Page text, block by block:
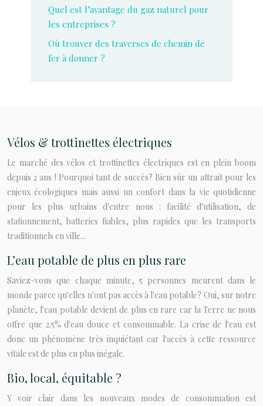
Quel est l’avantage du gaz naturel pour
les entreprises ?
Où trouver des traverses de chemin de
fer à donner ?
Vélos & trottinettes électriques
Le marché des vélos et trottinettes électriques est en plein boom
depuis 2 ans ! Pourquoi tant de succès? Bien sûr un attrait pour les
enjeux écologiques mais aussi un confort dans la vie quotidienne
pour les plus urbains d'entre nous : facilité d'utilisation, de
stationnement, batteries fiables, plus rapides que les transports
traditionnels en ville...
L’eau potable de plus en plus rare
Saviez-vous que chaque minute, 5 personnes meurent dans le
monde parce qu'elles n'ont pas accès à l'eau potable? Oui, sur notre
planète, l'eau potable devient de plus en rare car la Terre ne nous
offre que 2.5% d'eau douce et consommable. La crise de l'eau est
donc un phénomène très inquiétant car l'accès à cette ressource
vitale est de plus en plus inégale.
Bio, local, équitable ?
Y voir clair dans les nouveaux modes de consommation est